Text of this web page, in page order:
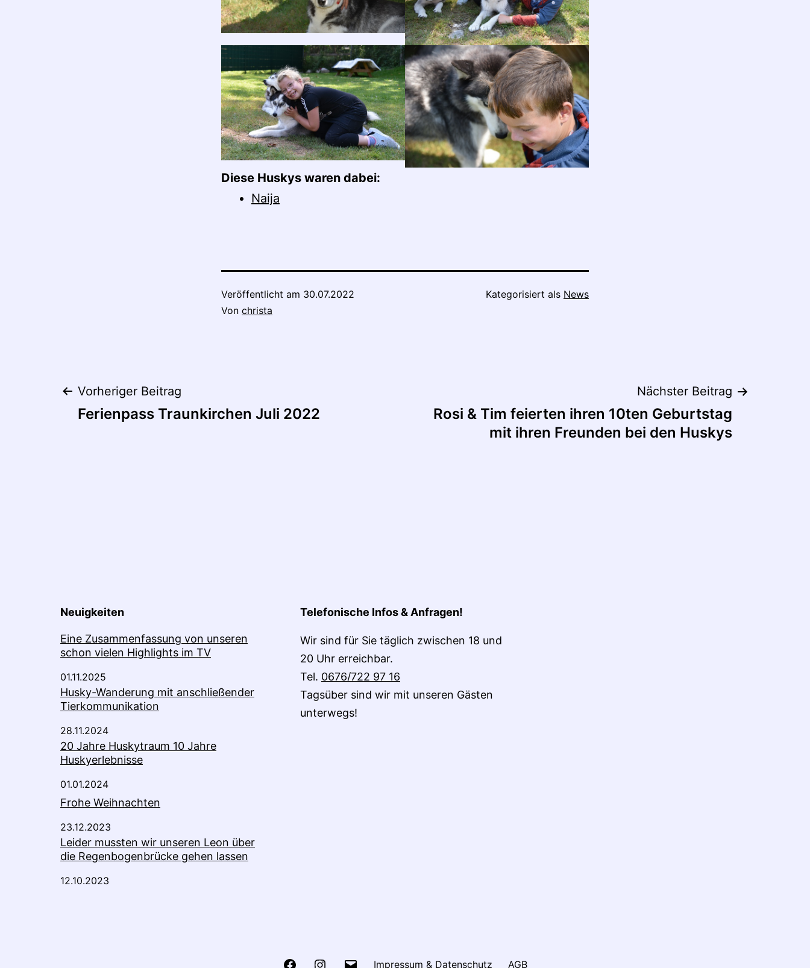
Diese Huskys waren dabei:
Naija
Veröffentlicht am 30.07.2022
Von christa
Kategorisiert als News
Beitragsnavigation
Vorheriger Beitrag
Ferienpass Traunkirchen Juli 2022
Nächster Beitrag
Rosi & Tim feierten ihren 10ten Geburtstag
mit ihren Freunden bei den Huskys
Neuigkeiten
Eine Zusammenfassung von unseren
schon vielen Highlights im TV
01.11.2025
Husky-Wanderung mit anschließender
Tierkommunikation
28.11.2024
20 Jahre Huskytraum 10 Jahre
Huskyerlebnisse
01.01.2024
Frohe Weihnachten
23.12.2023
Leider mussten wir unseren Leon über
die Regenbogenbrücke gehen lassen
12.10.2023
Telefonische Infos & Anfragen!
Wir sind für Sie täglich zwischen 18 und
20 Uhr erreichbar.
Tel. 0676/722 97 16
Tagsüber sind wir mit unseren Gästen
unterwegs!
FacebookInstagram Impressum & Datenschutz AGB